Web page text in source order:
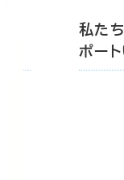
私た
ポー